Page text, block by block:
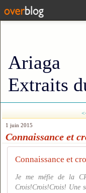
Ariaga
Extraits
1 juin 2015
Connaissance et
Connaissance et
Je me méfie de la
Crois!Crois!Crois! Une